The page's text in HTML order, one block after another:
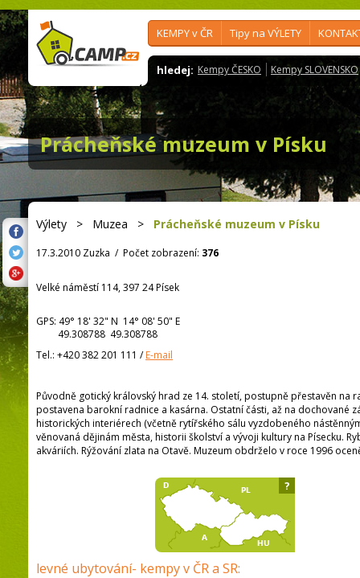
KEMPY v ČR Tipy na VÝLETY
hledej: Kempy ČESKO Kempy SLOVENSKO
Prácheňské muzeum v Písku
Výlety > Muzea > Prácheňské muzeum v Písku
17.3.2010 Zuzka / Počet zobrazení: 376
Velké náměstí 114, 397 24 Písek
GPS: 49° 18' 32" N 14° 08' 50" E
49.308788 49.308788
Tel.: +420 382 201 111 /E-mail
Původně gotický královský hrad ze 14. století, postupně přestavěn na
postavena barokní radnice a kasárna. Ostatní části, až na dochované
historických interiérech (včetně rytířského sálu vyzdobeného
věnovaná dějinám města, historii školství a vývoji kultury na Písecku.
akváriích. Rýžování zlata na Otavě. Muzeum obdrželo v roce 1996
levné ubytování- kempy v ČR a SR:
?